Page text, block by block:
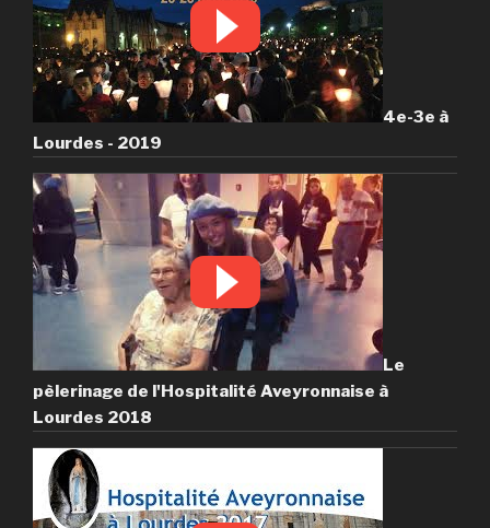
4e-3e à
Lourdes - 2019
Le
pèlerinage de l'Hospitalité Aveyronnaise à
Lourdes 2018